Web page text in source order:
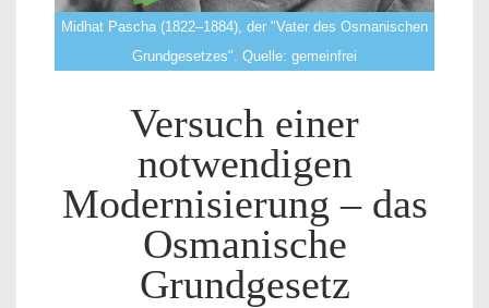
Midhat Pascha (1822–1884), der "Vater des Osmanischen
Grundgesetzes". Quelle: gemeinfrei
Versuch einer
notwendigen
Modernisierung – das
Osmanische
Grundgesetz